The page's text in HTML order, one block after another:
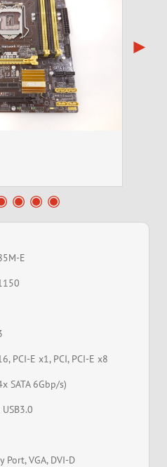
E
PCI-E x1, PCI, PCI-E x8
SATA 6Gbp/s)
VGA, DVI-D